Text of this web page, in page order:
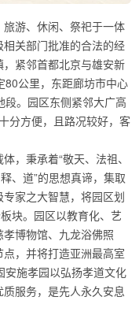
游、休闲、祭祀于一体
关部门批准的合法的经
紧邻首都北京与雄安新
80公里，东距廊坊市中心
。园区东侧紧邻大广高
分方便，且路况较好，客
，秉承着“敬天、法祖、
、道”的思想真谛，集取
家之大智慧，将园区划
块。园区以教育化、艺
博物馆、九龙浴佛照
，并将打造亚洲最高室
安施孝园以弘扬孝道文化
服务，是先人永久安息